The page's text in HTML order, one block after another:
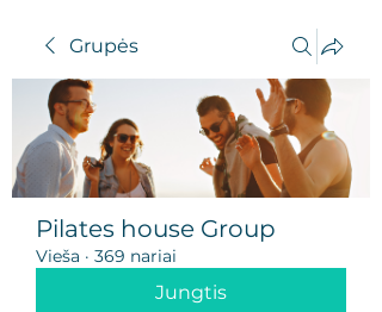
Grupės
Pilates house Group
Vieša · 369 nariai
Jungtis